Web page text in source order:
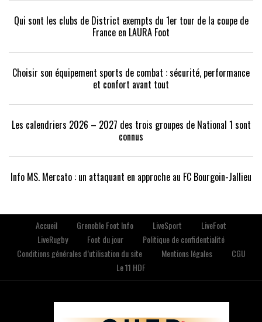
Qui sont les clubs de District exempts du 1er tour de la coupe de
France en LAURA Foot
Choisir son équipement sports de combat : sécurité, performance
et confort avant tout
Les calendriers 2026 – 2027 des trois groupes de National 1 sont
connus
Info MS. Mercato : un attaquant en approche au FC Bourgoin-Jallieu
Accueil Grenoble Foot Info LiveSport
LiveFoot
LiveRugby
Foot du jour
Politique de confidentialité
Conditions générales d’utilisation du site
Mentions légales
CGU
Le 11 HDF